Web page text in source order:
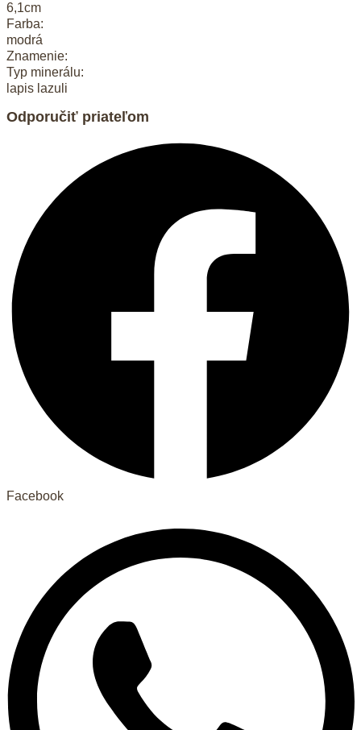
6,1cm
Farba:
modrá
Znamenie:
Typ minerálu:
lapis lazuli
Odporučiť priateľom
Facebook